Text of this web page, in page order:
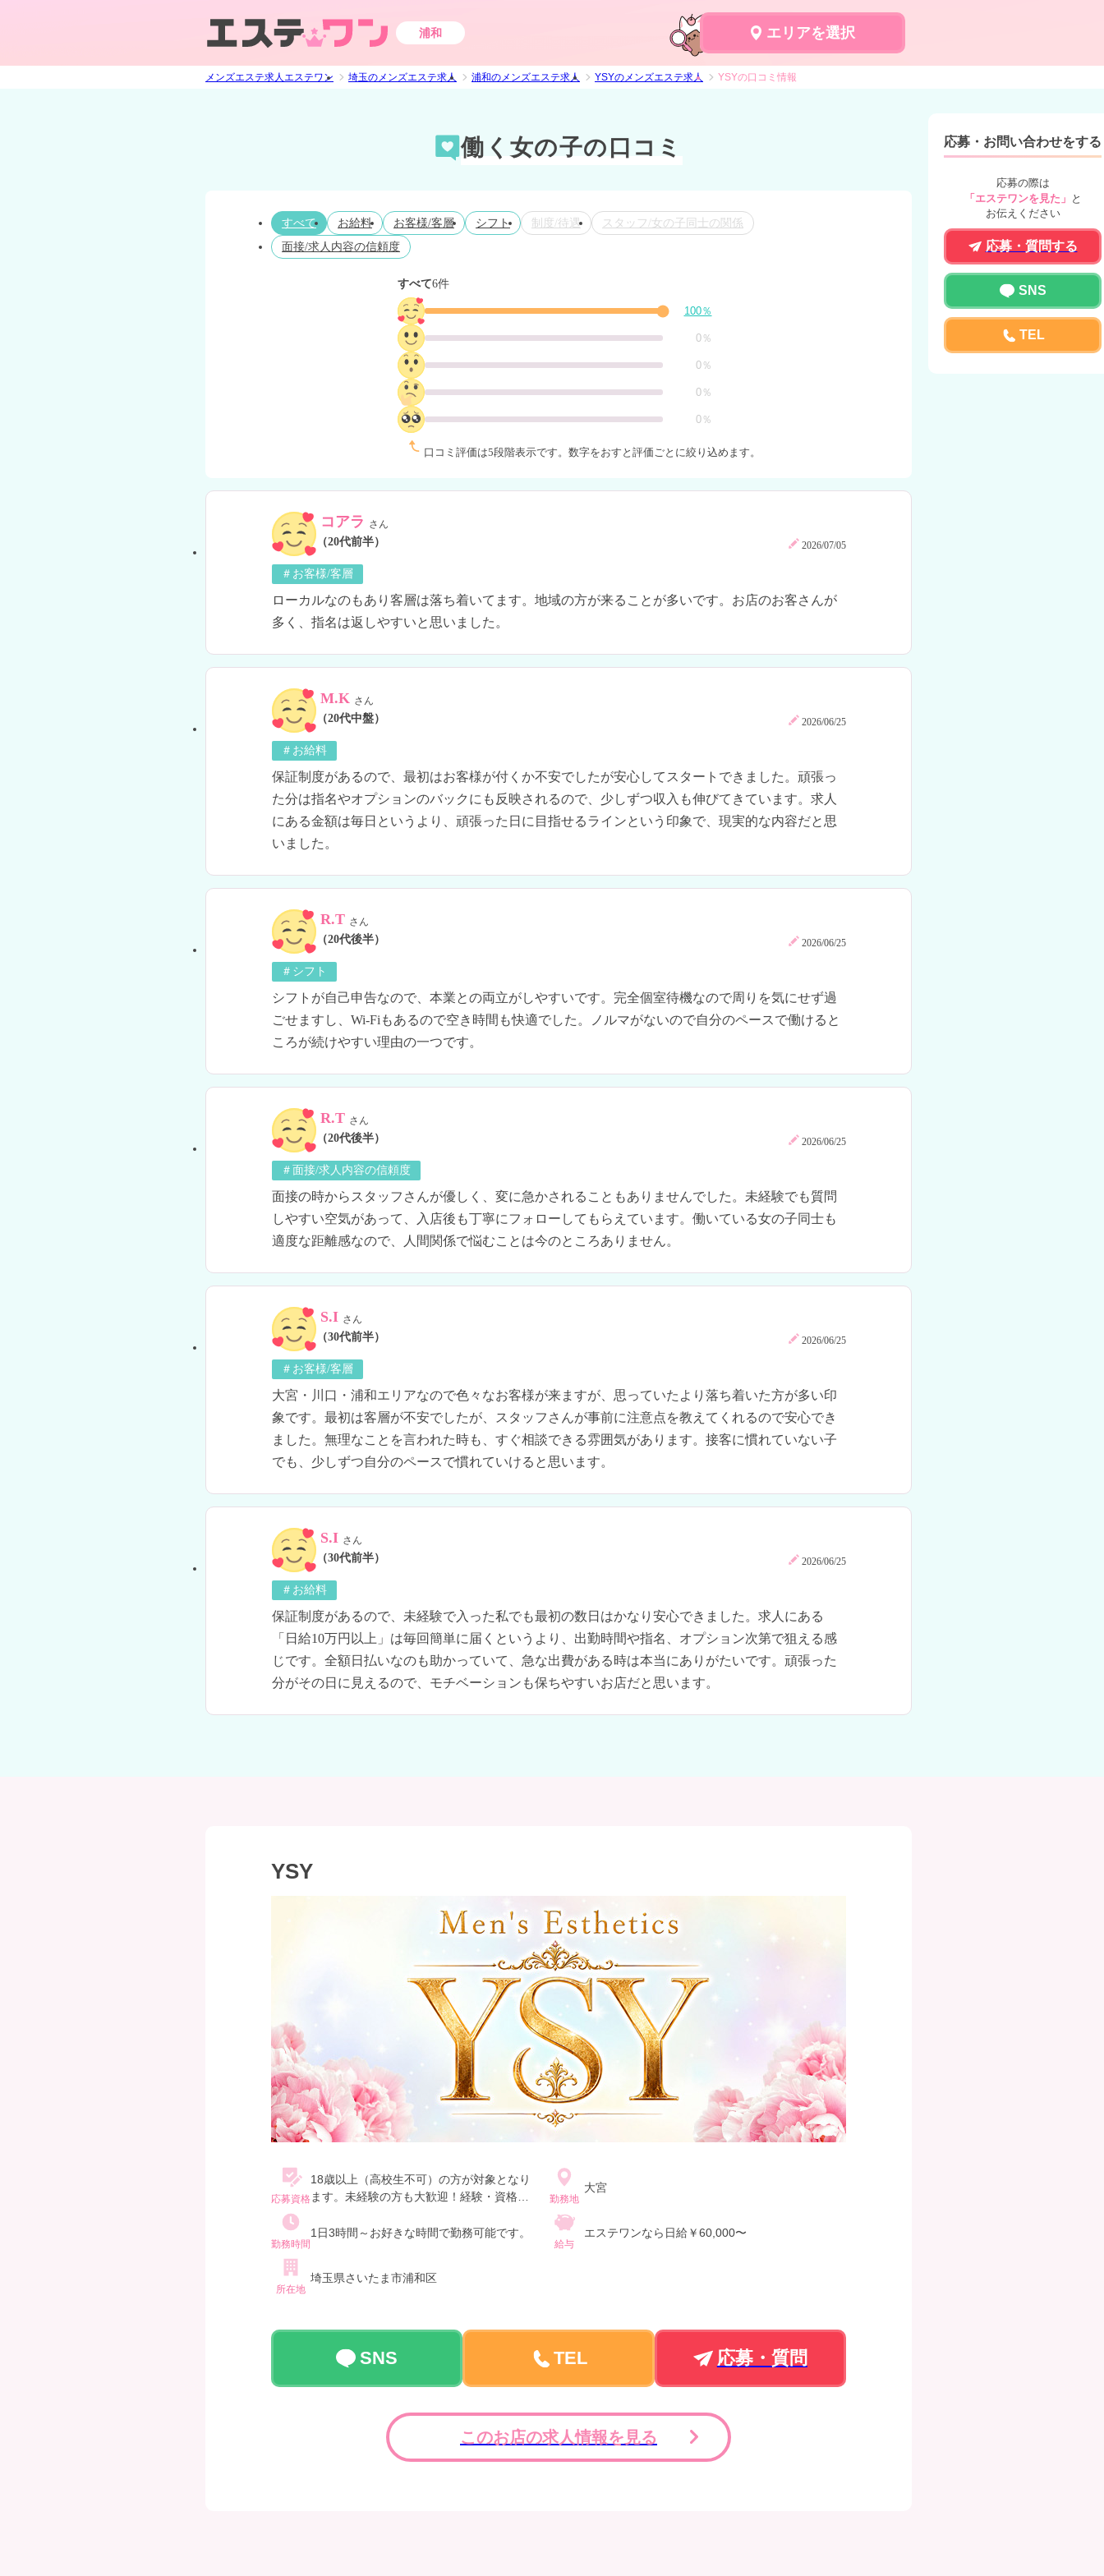
浦和 エリアを選択
メンズエステ求人エステワン 埼玉のメンズエステ求人 浦和のメンズエステ求人 YSYのメンズエステ求人 YSYの口コミ情報
応募・お問い合わせをする
応募の際は
「エステワンを見た」 と
お伝えください
応募・質問する
SNS
TEL
働く女の子の口コミ
すべて お給料 お客様/客層 シフト 制度/待遇
スタッフ/女の子同士の関係
面接/求人内容の信頼度
すべて6件
100％
0％
0％
0％
0％
口コミ評価は5段階表示です。 数字をおすと評価ごとに絞り込めます。
コアラ さん
（20代前半） 2026/07/05
＃お客様/客層
ローカルなのもあり客層は落ち着いてます。地域の方が来ることが多いです。お店のお客さんが
多く、指名は返しやすいと思いました。
M.K さん
（20代中盤） 2026/06/25
＃お給料
保証制度があるので、最初はお客様が付くか不安でしたが安心してスタートできました。頑張っ
た分は指名やオプションのバックにも反映されるので、少しずつ収入も伸びてきています。求人
にある金額は毎日というより、頑張った日に目指せるラインという印象で、現実的な内容だと思
いました。
R.T さん
（20代後半） 2026/06/25
＃シフト
シフトが自己申告なので、本業との両立がしやすいです。完全個室待機なので周りを気にせず過
ごせますし、Wi-Fiもあるので空き時間も快適でした。ノルマがないので自分のペースで働けると
ころが続けやすい理由の一つです。
R.T さん
（20代後半） 2026/06/25
＃面接/求人内容の信頼度
面接の時からスタッフさんが優しく、変に急かされることもありませんでした。未経験でも質問
しやすい空気があって、入店後も丁寧にフォローしてもらえています。働いている女の子同士も
適度な距離感なので、人間関係で悩むことは今のところありません。
S.I さん
（30代前半） 2026/06/25
＃お客様/客層
大宮・川口・浦和エリアなので色々なお客様が来ますが、思っていたより落ち着いた方が多い印
象です。最初は客層が不安でしたが、スタッフさんが事前に注意点を教えてくれるので安心でき
ました。無理なことを言われた時も、すぐ相談できる雰囲気があります。接客に慣れていない子
でも、少しずつ自分のペースで慣れていけると思います。
S.I さん
（30代前半） 2026/06/25
＃お給料
保証制度があるので、未経験で入った私でも最初の数日はかなり安心できました。求人にある
「日給10万円以上」は毎回簡単に届くというより、出勤時間や指名、オプション次第で狙える感
じです。全額日払いなのも助かっていて、急な出費がある時は本当にありがたいです。頑張った
分がその日に見えるので、モチベーションも保ちやすいお店だと思います。
YSY
応募資格
18歳以上（高校生不可）の方が対象となり
ます。未経験の方も大歓迎！経験・資格・
勤務地
大宮
勤務時間
1日3時間～お好きな時間で勤務可能です。
給与
エステワンなら日給￥60,000〜
所在地
埼玉県さいたま市浦和区
SNS TEL 応募・質問
このお店の求人情報を見る